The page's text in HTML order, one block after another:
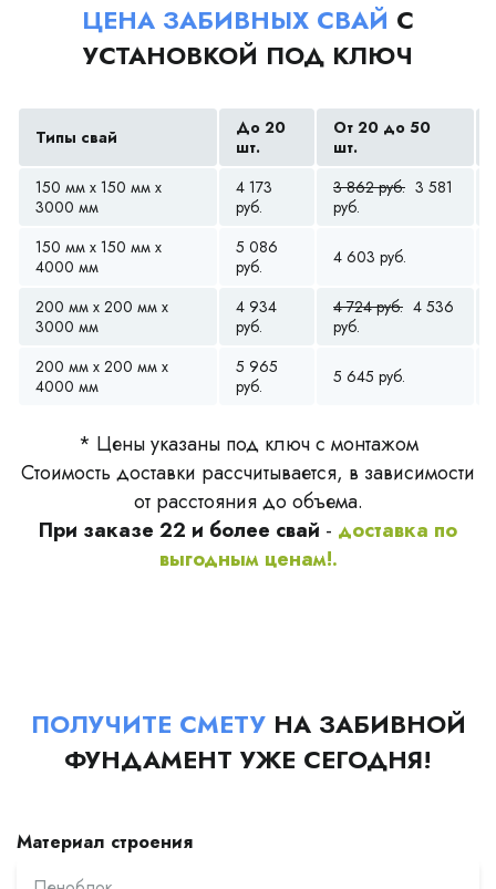
ЦЕНА ЗАБИВНЫХ СВАЙ С
УСТАНОВКОЙ ПОД КЛЮЧ
Типы свай
До 20
шт.
От 20 до 50
шт.
150 мм x 150 мм x
3000 мм
4 173
руб.
3 862 руб. 3 581
руб.
150 мм x 150 мм x
4000 мм
5 086
руб.
4 603 руб.
200 мм x 200 мм x
3000 мм
4 934
руб.
4 724 руб. 4 536
руб.
200 мм x 200 мм x
4000 мм
5 965
руб.
5 645 руб.
* Цены указаны под ключ с монтажом
Стоимость доставки рассчитывается, в зависимости
от расстояния до объема.
При заказе 22 и более свай - доставка по
выгодным ценам!.
ПОЛУЧИТЕ СМЕТУНА ЗАБИВНОЙ
ФУНДАМЕНТ УЖЕ СЕГОДНЯ!
Материал строения